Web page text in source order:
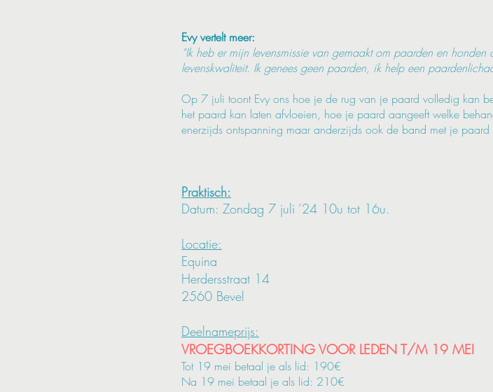
Evy vertelt meer:
“Ik heb er mijn levensmissie van gemaakt om paarden en
levenskwaliteit. Ik genees geen paarden, ik help een
Op 7 juli toont Evy ons hoe je de rug van je paard volledig kan
het paard kan laten afvloeien, hoe je paard aangeeft welke
enerzijds ontspanning maar anderzijds ook de band met je paard
Praktisch:
Datum: Zondag 7 juli ’24 10u tot 16u.
Locatie:
Equina
Herdersstraat 14
2560 Bevel
Deelnameprijs:
VROEGBOEKKORTING VOOR LEDEN T/M 19 MEI
Tot 19 mei betaal je als lid: 190€
Na 19 mei betaal je als lid: 210€